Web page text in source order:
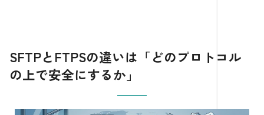
SFTPとFTPSの違いは「どのプロトコル
の上で安全にするか」